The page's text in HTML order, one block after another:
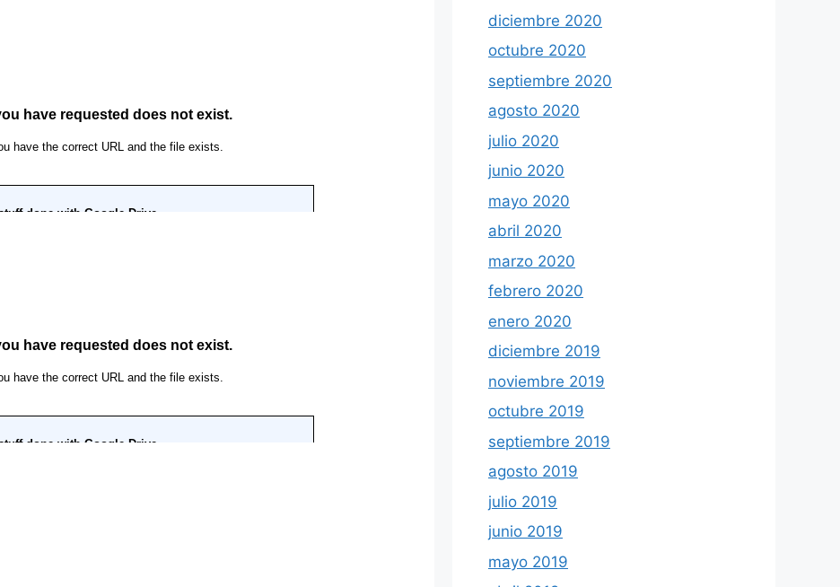
diciembre 2020
octubre 2020
septiembre 2020
agosto 2020
julio 2020
junio 2020
mayo 2020
abril 2020
marzo 2020
febrero 2020
enero 2020
diciembre 2019
noviembre 2019
octubre 2019
septiembre 2019
agosto 2019
julio 2019
junio 2019
mayo 2019